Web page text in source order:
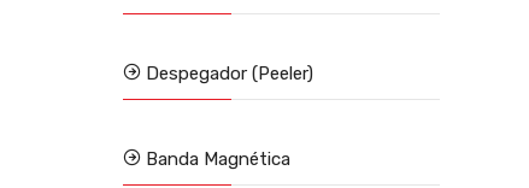
Despegador (Peeler)
Banda Magnética